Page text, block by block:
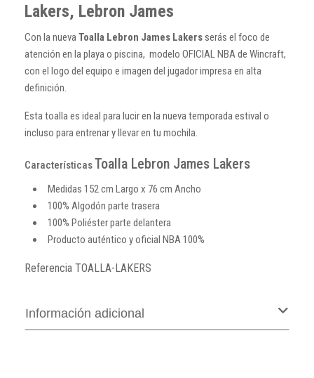
Lakers, Lebron James
Con la nuevaToalla Lebron James Lakersserás el foco de
atención en la playa o piscina, modelo OFICIAL NBA de Wincraft,
con el logo del equipo e imagen del jugador impresa en alta
definición.
Esta toalla es ideal para lucir en la nueva temporada estival o
incluso para entrenar y llevar en tu mochila.
CaracterísticasToalla Lebron James Lakers
Medidas 152 cm Largo x 76 cm Ancho
100% Algodón parte trasera
100% Poliéster parte delantera
Producto auténtico y oficial NBA 100%
Referencia TOALLA-LAKERS
Información adicional